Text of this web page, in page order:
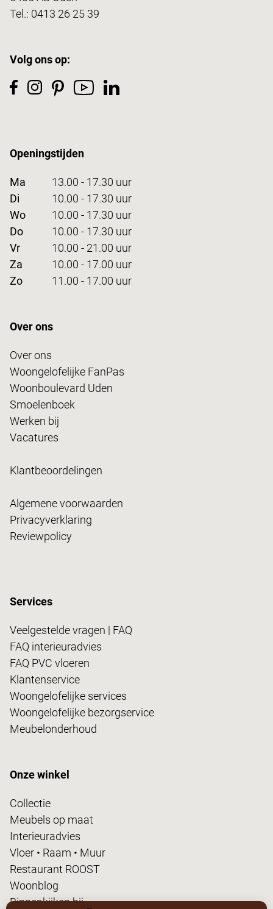
Tel.: 0413 26 25 39
Volg ons op:
Openingstijden
Ma
13.00 - 17.30 uur
Di
10.00 - 17.30 uur
Wo
10.00 - 17.30 uur
Do
10.00 - 17.30 uur
Vr
10.00 - 21.00 uur
Za
10.00 - 17.00 uur
Zo
11.00 - 17.00 uur
Over ons
Over ons
Woongelofelijke FanPas
Woonboulevard Uden
Smoelenboek
Werken bij
Vacatures
Klantbeoordelingen
Algemene voorwaarden
Privacyverklaring
Reviewpolicy
Services
Veelgestelde vragen | FAQ
FAQ interieuradvies
FAQ PVC vloeren
Klantenservice
Woongelofelijke services
Woongelofelijke bezorgservice
Meubelonderhoud
Onze winkel
Collectie
Meubels op maat
Interieuradvies
Vloer • Raam • Muur
Restaurant ROOST
Woonblog
Binnenkijken bij...